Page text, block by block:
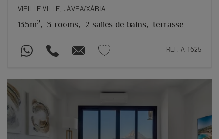
VIEILLE VILLE, JÁVEA/XÀBIA
135m2, 3 rooms, 2 salles de bains, terrasse
REF. A-1625